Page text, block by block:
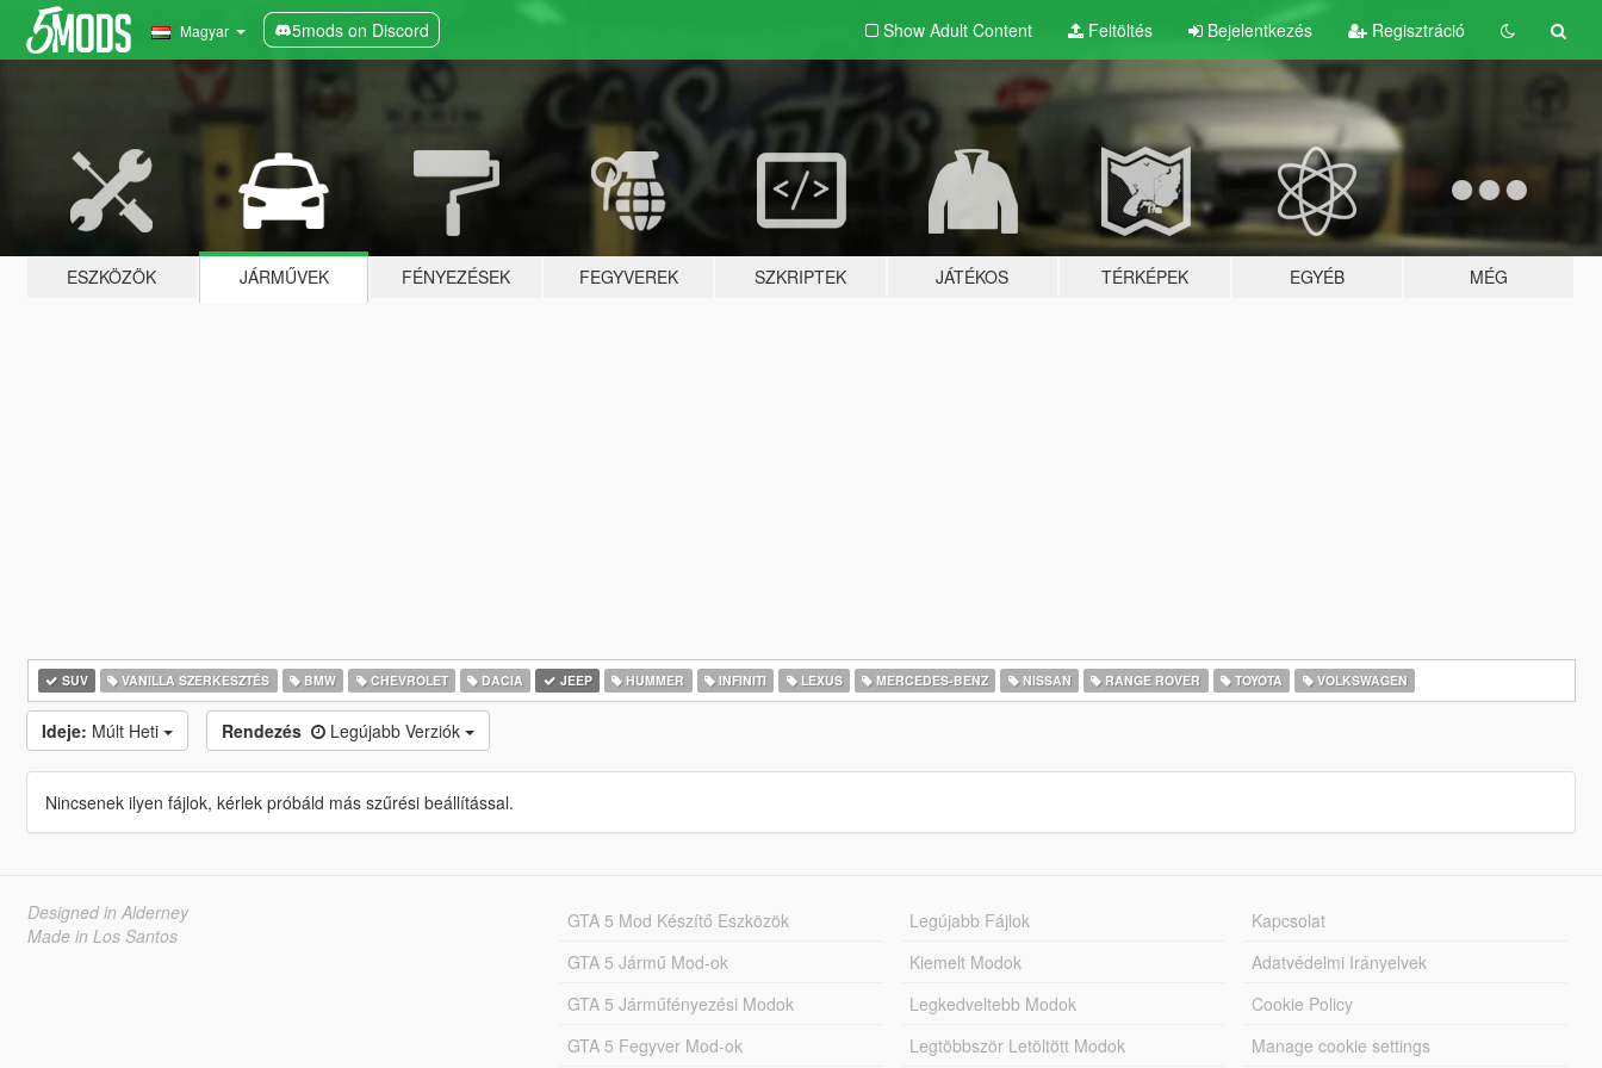
Magyar 5mods on Discord Show Adult Content Feltöltés Bejelentkezés Regisztráció
ESZKÖZÖK JÁRMŰVEK FÉNYEZÉSEK FEGYVEREK SZKRIPTEK JÁTÉKOS TÉRKÉPEK EGYÉB MÉG
SUV VANILLA SZERKESZTÉS BMW CHEVROLET DACIA JEEP HUMMER INFINITI LEXUS MERCEDES-BENZ NISSAN RANGE ROVER TOYOTA VOLKSWAGEN
Ideje: Múlt Heti Rendezés Legújabb Verziók
Nincsenek ilyen fájlok, kérlek próbáld más szűrési beállítással.
Designed in Alderney
Made in Los Santos
GTA 5 Mod Készítő Eszközök
GTA 5 Jármű Mod-ok
GTA 5 Járműfényezési Modok
GTA 5 Fegyver Mod-ok
Legújabb Fájlok
Kiemelt Modok
Legkedveltebb Modok
Legtöbbször Letöltött Modok
Kapcsolat
Adatvédelmi Irányelvek
Cookie Policy
Manage cookie settings